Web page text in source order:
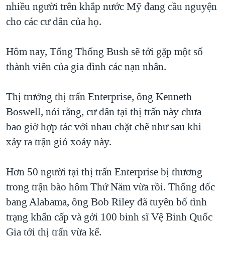
GIÁO DỤC
CHI PHÍ CHIẾN TRANH AFGHANISTAN
CÁC GIÁ TRỊ CỘNG HÒA Ở VIỆT NAM
TRỊNH VĨNH BÌNH VS. CHÍNH PHỦ VIỆT NAM
BÊN KIA QUỐC LỘ: TIẾNG VỌNG TỪ NÔNG THÔN MỸ
QUAN HỆ VIỆT MỸ
nhiều người trên khắp nước Mỹ đang cầu nguyện
cho các cư dân của họ.
Hôm nay, Tổng Thống Bush sẽ tới gặp một số
thành viên của gia đình các nạn nhân.
Thị trưởng thị trấn Enterprise, ông Kenneth
Boswell, nói rằng, cư dân tại thị trấn này chưa
bao giờ hợp tác với nhau chặt chẽ như sau khi
xảy ra trận gió xoáy này.
Hơn 50 người tại thị trấn Enterprise bị thương
trong trận bão hôm Thứ Năm vừa rồi. Thống đốc
bang Alabama, ông Bob Riley đã tuyên bố tình
trạng khẩn cấp và gởi 100 binh sĩ Vệ Binh Quốc
Gia tới thị trấn vừa kể.